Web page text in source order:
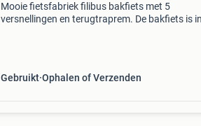
Mooie fietsfabriek filibus bakfiets met 5
versnellingen en terugtraprem. De bakfiets is in
Gebruikt Ophalen of Verzenden